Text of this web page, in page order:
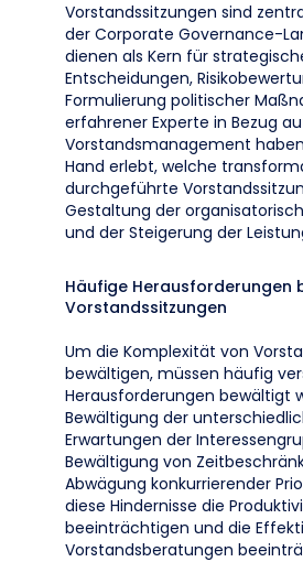
Vorstandssitzungen sind
der Corporate Governance-
dienen als Kern für
Entscheidungen,
Formulierung politischer
erfahrener Experte in Bezug
Vorstandsmanagement
Hand erlebt, welche
durchgeführte
Gestaltung der
und der Steigerung der
Häufige Herausforderungen
Vorstandssitzungen
Um die Komplexität von
bewältigen, müssen häufig
Herausforderungen bewältigt
Bewältigung der
Erwartungen der
Bewältigung von
Abwägung konkurrierender
diese Hindernisse die
beeinträchtigen und die
Vorstandsberatungen